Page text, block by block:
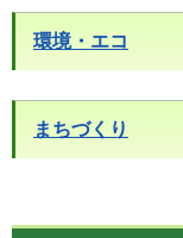
環境・エコ
まちづくり